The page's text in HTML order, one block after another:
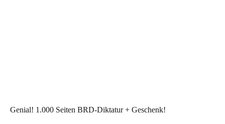
Genial! 1.000 Seiten BRD-Diktatur + Geschenk!